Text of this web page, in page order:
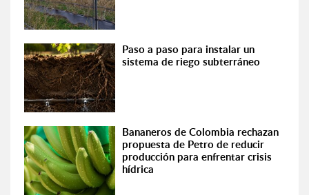
Paso a paso para instalar un
sistema de riego subterráneo
Bananeros de Colombia rechazan
propuesta de Petro de reducir
producción para enfrentar crisis
hídrica